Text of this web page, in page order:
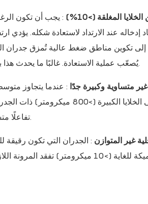
المغلقة (>10%)
: يجب أن تكون
إدخاله عند الارتداد لاستعادة شكله. يؤدي
تكوين مناطق ضغط عالية تُمزق جدران
يُصعّب عملية الاستعادة. غالبًا ما يحدث هذا بسبب زيادة زيت السيليكون أو ارتفاع درجات حرارة التفاعل بشكل مفرط.
غير متساوية وكبيرة جدًا
تفاعلًا متسلسلًا. ويُعزى ذلك بشكل رئيسي إلى عدم كفاية الخلط وزيادة عامل النفخ.
غير المتوازن
التي تكون سميكة للغاية (>10